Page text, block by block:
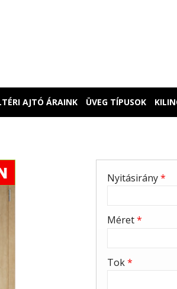
AJTÓ ÁRAINK ÜVEG TÍPUSOK
Nyitásirány*
Méret*
Tok*